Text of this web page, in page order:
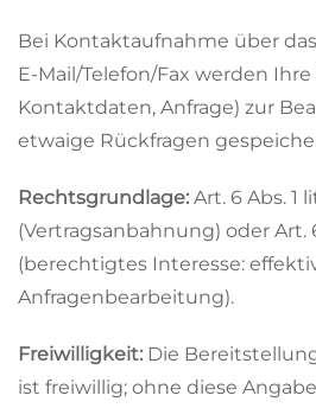
Bei Kontaktaufnahme über
E-Mail/Telefon/Fax werden
Kontaktdaten, Anfrage) zur
etwaige Rückfragen
Rechtsgrundlage: Art. 6 Abs. 1
(Vertragsanbahnung) oder Art.
(berechtigtes Interesse:
Anfragenbearbeitung).
Freiwilligkeit: Die
ist freiwillig; ohne diese